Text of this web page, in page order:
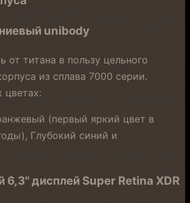
unibody
от титана в пользу цельного
из сплава 7000 серии.
цветах:
(первый яркий цвет в
Глубокий синий и
дисплей Super Retina XDR